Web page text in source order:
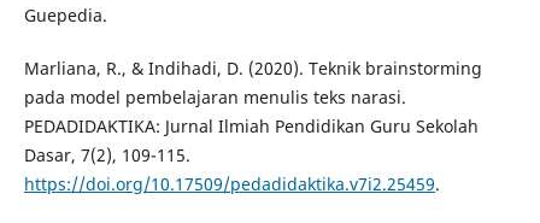
Guepedia.
Marliana, R., & Indihadi, D. (2020). Teknik brainstorming
pada model pembelajaran menulis teks narasi.
PEDADIDAKTIKA: Jurnal Ilmiah Pendidikan Guru Sekolah
Dasar, 7(2), 109-115.
https://doi.org/10.17509/pedadidaktika.v7i2.25459.